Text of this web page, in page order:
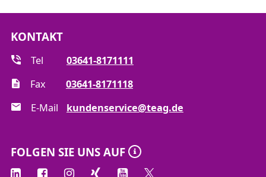
KONTAKT
Tel
03641-8171111
Fax
03641-8171118
E-Mail
kundenservice@teag.de
FOLGEN SIE UNS AUF